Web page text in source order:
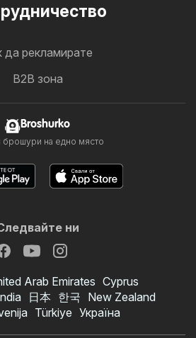
да рекламирате
B2B зона
Broshurko
брошури на едно място
ни
Arab Emirates Cyprus
日本 한국 New Zealand
Türkiye Україна